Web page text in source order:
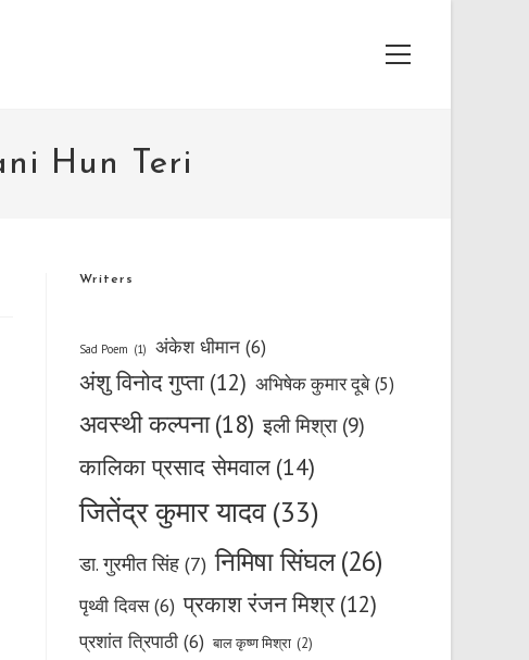
Main
Hun Teri
Writers
Sad Poem (1) अंकेश धीमान (6)
अंशु विनोद गुप्ता (12) अभिषेक कुमार दूबे (5)
अवस्थी कल्पना (18) इली मिश्रा (9)
कालिका प्रसाद सेमवाल (14)
जितेंद्र कुमार यादव (33)
डा. गुरमीत सिंह (7) निमिषा सिंघल(26)
पृथ्वी दिवस (6) प्रकाश रंजन मिश्र (12)
प्रशांत त्रिपाठी (6) बाल कृष्ण मिश्रा (2)